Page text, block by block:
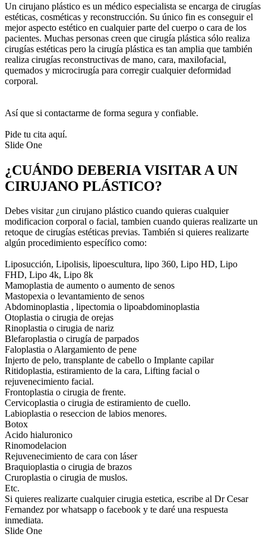
Un cirujano plástico es un médico especialista se encarga de cirugías
estéticas, cosméticas y reconstrucción. Su único fin es conseguir el
mejor aspecto estético en cualquier parte del cuerpo o cara de los
pacientes. Muchas personas creen que cirugía plástica sólo realiza
cirugías estéticas pero la cirugía plástica es tan amplia que también
realiza cirugías reconstructivas de mano, cara, maxilofacial,
quemados y microcirugía para corregir cualquier deformidad
corporal.
Así que si contactarme de forma segura y confiable.
Pide tu cita aquí.
Slide One
¿CUÁNDO DEBERIA VISITAR A UN
CIRUJANO PLÁSTICO?
Debes visitar ¿un cirujano plástico cuando quieras cualquier
modificacion corporal o facial, tambien cuando quieras realizarte un
retoque de cirugías estéticas previas. También si quieres realizarte
algún procedimiento específico como:
Liposucción, Lipolisis, lipoescultura, lipo 360, Lipo HD, Lipo
FHD, Lipo 4k, Lipo 8k
Mamoplastia de aumento o aumento de senos
Mastopexia o levantamiento de senos
Abdominoplastia , lipectomia o lipoabdominoplastia
Otoplastia o cirugia de orejas
Rinoplastia o cirugia de nariz
Blefaroplastia o cirugía de parpados
Faloplastia o Alargamiento de pene
Injerto de pelo, transplante de cabello o Implante capilar
Ritidoplastia, estiramiento de la cara, Lifting facial o
rejuvenecimiento facial.
Frontoplastia o cirugia de frente.
Cervicoplastia o cirugia de estiramiento de cuello.
Labioplastia o reseccion de labios menores.
Botox
Acido hialuronico
Rinomodelacion
Rejuvenecimiento de cara con láser
Braquioplastia o cirugia de brazos
Cruroplastia o cirugia de muslos.
Etc.
Si quieres realizarte cualquier cirugia estetica, escribe al Dr Cesar
Fernandez por whatsapp o facebook y te daré una respuesta
inmediata.
Slide One